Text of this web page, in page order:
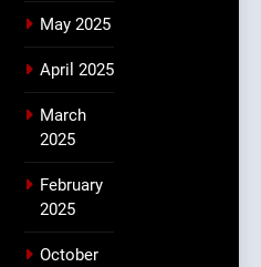
May 2025
April 2025
March
2025
February
2025
October